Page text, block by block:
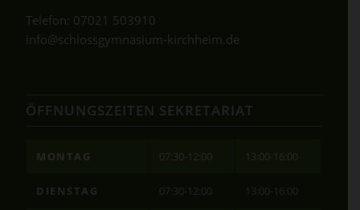
Telefon: 07021 503910
info@schlossgymnasium-kirchheim.de
ÖFFNUNGSZEITEN SEKRETARIAT
MONTAG 07:30-12:00 13:00-16:00
DIENSTAG 07:30-12:00 13:00-16:00